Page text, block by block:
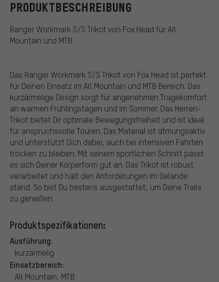
PRODUKTBESCHREIBUNG
Ranger Workmark S/S Trikot von Fox Head für All
Mountain und MTB
Das Ranger Workmark S/S Trikot von Fox Head ist perfekt
für Deinen Einsatz im All Mountain und MTB Bereich. Das
kurzärmelige Design sorgt für angenehmen Tragekomfort
an warmen Frühlingstagen und im Sommer. Das Herren-
Trikot bietet Dir optimale Bewegungsfreiheit und ist ideal
für anspruchsvolle Touren. Das Material ist atmungsaktiv
und unterstützt Dich dabei, auch bei intensiven Fahrten
trocken zu bleiben. Mit seinem sportlichen Schnitt passt
es sich Deiner Körperform gut an. Das Trikot ist robust
verarbeitet und hält den Anforderungen im Gelände
stand. So bist Du bestens ausgestattet, um Deine Trails
zu genießen.
Produktspezifikationen:
Ausführung:
kurzärmelig
Einsatzbereich:
All Mountain, MTB